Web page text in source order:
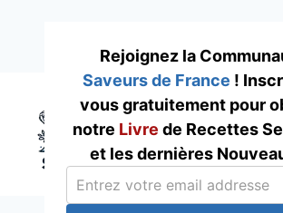
content
Rejoignez la
Saveurs de France !
vous gratuitement pour
notre Livre de Recettes
et les dernières